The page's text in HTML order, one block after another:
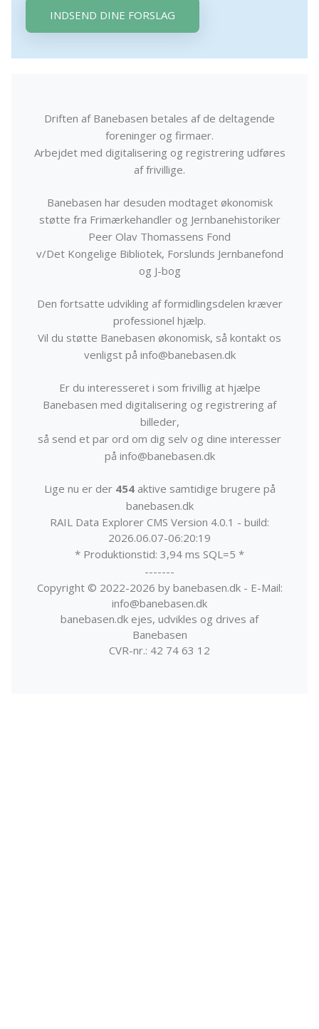
INDSEND DINE FORSLAG
Driften af Banebasen betales af de deltagende
foreninger og firmaer.
Arbejdet med digitalisering og registrering udføres
af frivillige.
Banebasen har desuden modtaget økonomisk
støtte fra Frimærkehandler og Jernbanehistoriker
Peer Olav Thomassens Fond
v/Det Kongelige Bibliotek, Forslunds Jernbanefond
og J-bog
Den fortsatte udvikling af formidlingsdelen kræver
professionel hjælp.
Vil du støtte Banebasen økonomisk, så kontakt os
venligst på info@banebasen.dk
Er du interesseret i som frivillig at hjælpe
Banebasen med digitalisering og registrering af
billeder,
så send et par ord om dig selv og dine interesser
på info@banebasen.dk
Lige nu er der 454aktive samtidige brugere på
banebasen.dk
RAIL Data Explorer CMS Version 4.0.1 - build:
2026.06.07-06:20:19
* Produktionstid: 3,94 ms SQL=5 *
-------
Copyright © 2022-2026 by banebasen.dk - E-Mail:
info@banebasen.dk
banebasen.dk ejes, udvikles og drives af
Banebasen
CVR-nr.: 42 74 63 12